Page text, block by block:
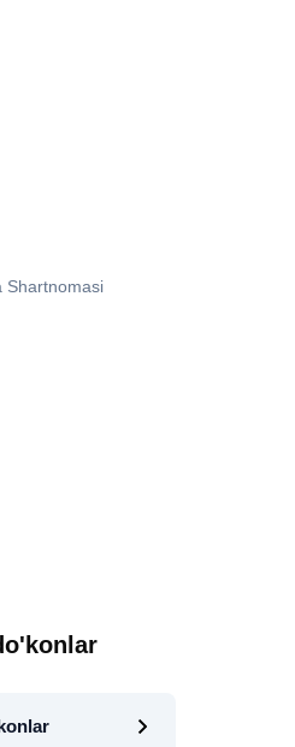
Shartnomasi